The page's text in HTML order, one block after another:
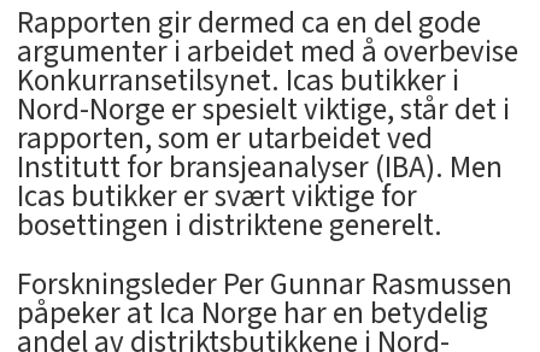
Rapporten gir dermed ca en del gode
argumenter i arbeidet med å overbevise
Konkurransetilsynet. Icas butikker i
Nord-Norge er spesielt viktige, står det i
rapporten, som er utarbeidet ved
Institutt for bransjeanalyser (IBA). Men
Icas butikker er svært viktige for
bosettingen i distriktene generelt.
Forskningsleder Per Gunnar Rasmussen
påpeker at Ica Norge har en betydelig
andel av distriktsbutikkene i Nord-